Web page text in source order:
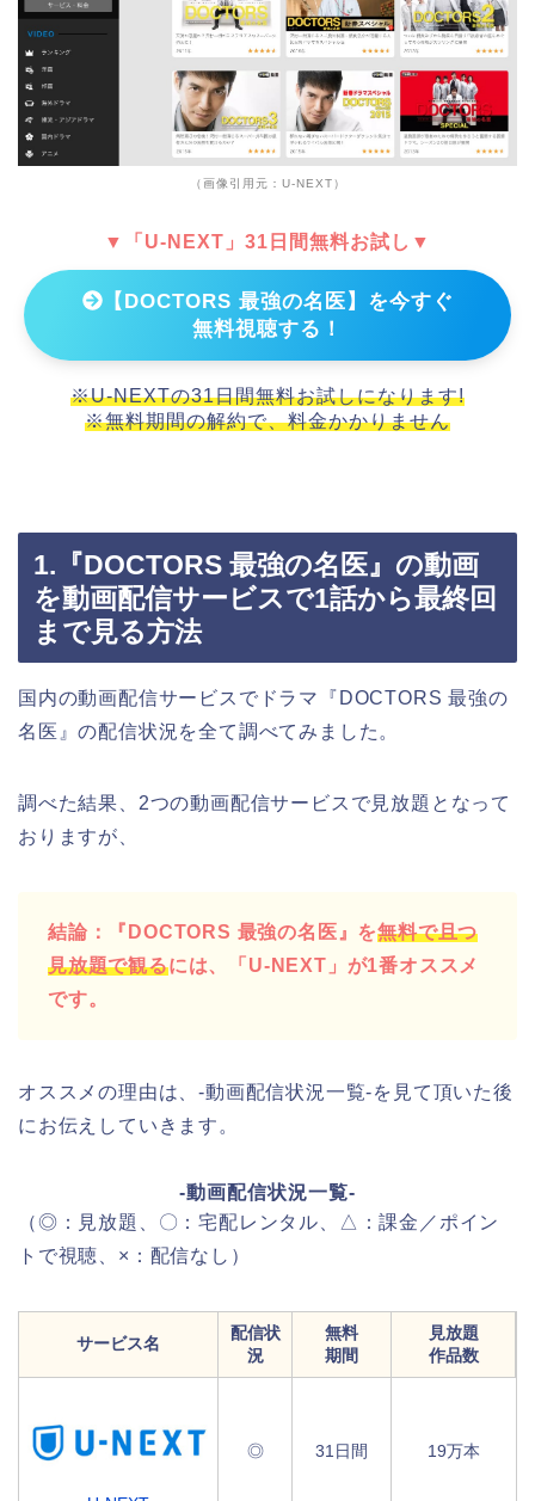
（画像引用元：U-NEXT）
▼「U-NEXT」31日間無料お試し▼
【DOCTORS 最強の名医】を今すぐ
無料視聴する！
※U-NEXTの31日間無料お試しになります!
※無料期間の解約で、料金かかりません
1.『DOCTORS 最強の名医』の動画
を動画配信サービスで1話から最終回
まで見る方法
国内の動画配信サービスでドラマ『DOCTORS 最強の
名医』の配信状況を全て調べてみました。
調べた結果、2つの動画配信サービスで見放題となって
おりますが、
結論：『DOCTORS 最強の名医』を無料で且つ
見放題で観るには、「U-NEXT」が1番オススメ
です。
オススメの理由は、-動画配信状況一覧-を見て頂いた後
にお伝えしていきます。
-動画配信状況一覧-
（◎：見放題、〇：宅配レンタル、△：課金／ポイン
トで視聴、×：配信なし）
サービス名
配信状
況
無料
期間
見放題
作品数
◎ 31日間 19万本